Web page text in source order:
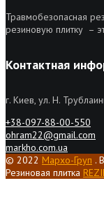
Травмобезопасная
резиновую плитку –
Контактная
г. Киев, ул. Н.
+38-097-88-00-550
ohram22@gmail.com
markho.com.ua
© 2022 Мархо-Груп .
Резиновая плитка